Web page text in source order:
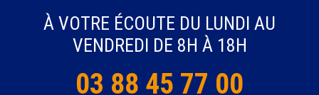
À VOTRE ÉCOUTE DU LUNDI AU
VENDREDI DE 8H À 18H
03 88 45 77 00